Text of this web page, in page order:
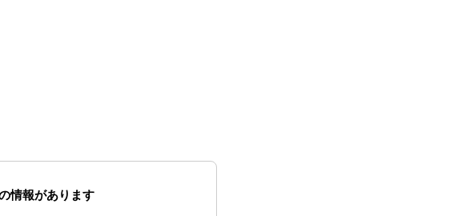
情報があります